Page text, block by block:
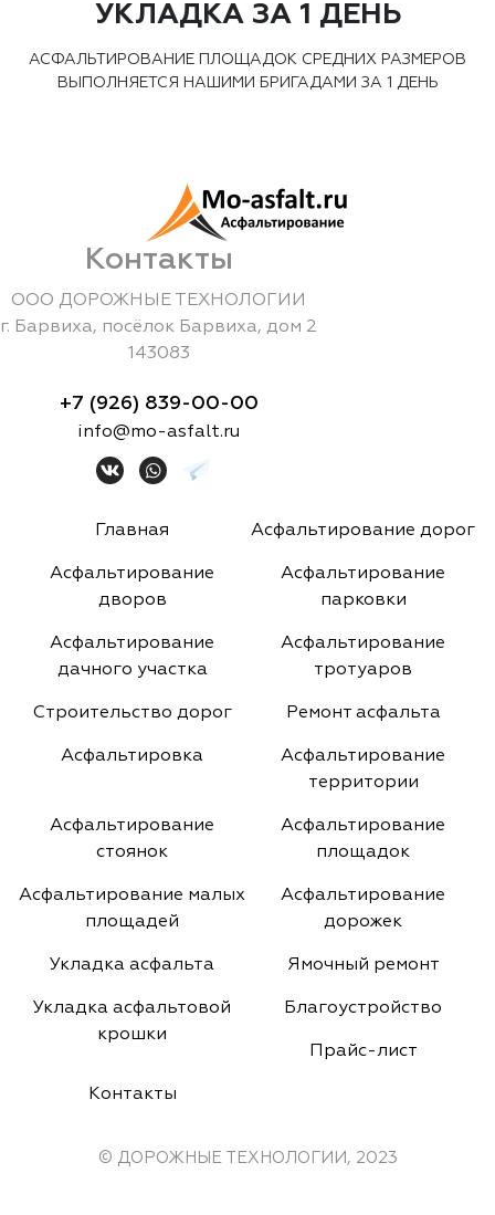
УКЛАДКА ЗА 1 ДЕНЬ
АСФАЛЬТИРОВАНИЕ ПЛОЩАДОК СРЕДНИХ РАЗМЕРОВ
ВЫПОЛНЯЕТСЯ НАШИМИ БРИГАДАМИ ЗА 1 ДЕНЬ
Контакты
ООО ДОРОЖНЫЕ ТЕХНОЛОГИИ
г. Барвиха, посёлок Барвиха, дом 2
143083
+7 (926) 839-00-00
info@mo-asfalt.ru
Главная Асфальтирование дорог
Асфальтирование
дворов
Асфальтирование
парковки
Асфальтирование
дачного участка
Асфальтирование
тротуаров
Строительство дорог Ремонт асфальта
Асфальтировка
Асфальтирование
территории
Асфальтирование
стоянок
Асфальтирование
площадок
Асфальтирование малых
площадей
Асфальтирование
дорожек
Укладка асфальта Ямочный ремонт
Укладка асфальтовой
крошки
Благоустройство
Прайс-лист
Контакты
© ДОРОЖНЫЕ ТЕХНОЛОГИИ, 2023